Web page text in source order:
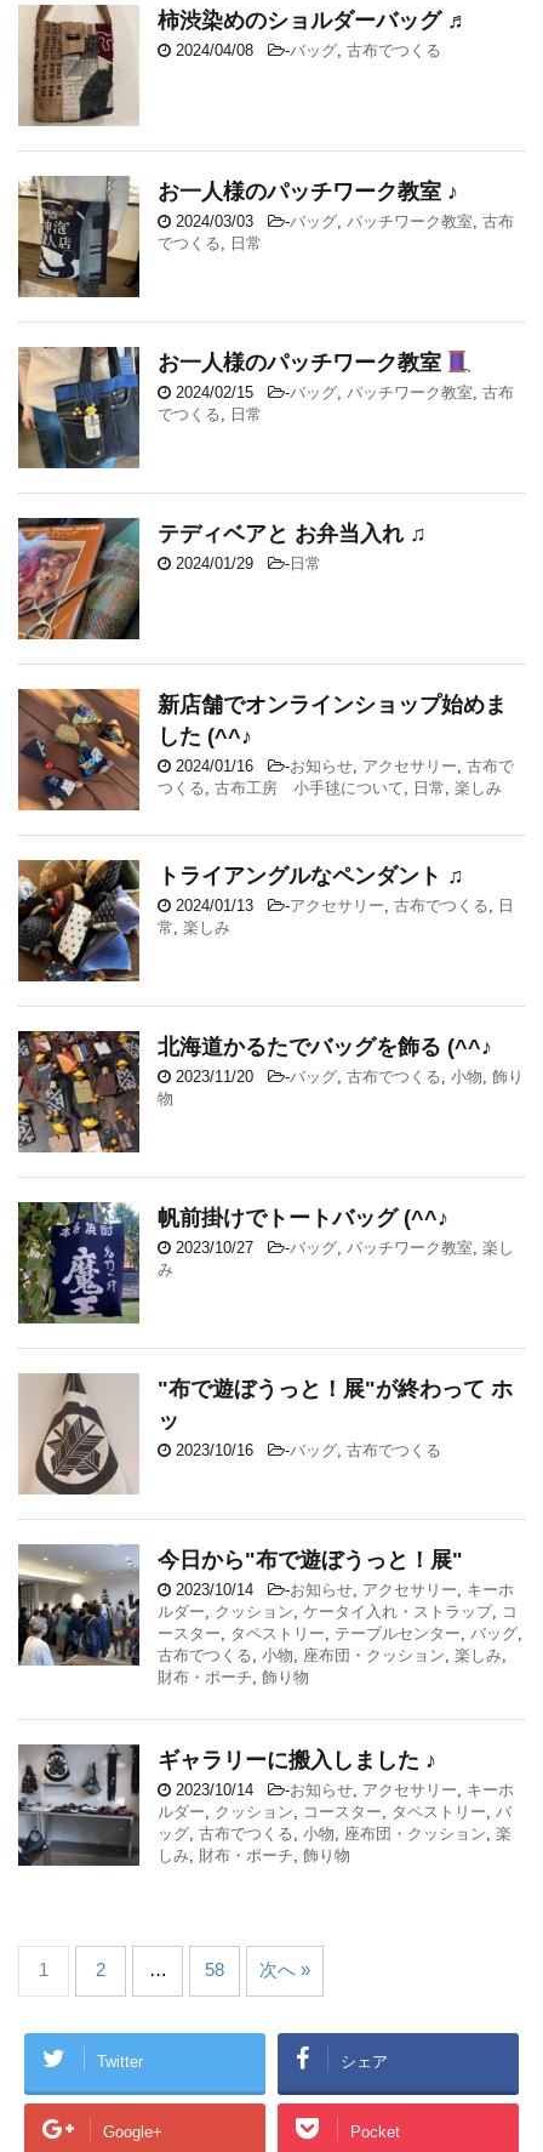
柿渋染めのショルダーバッグ ♬
2024/04/08 -バッグ 古布でつくる
お一人様のパッチワーク教室 ♪
2024/03/03 -バッグ パッチワーク教室 古布
でつくる
日常
お一人様のパッチワーク教室
2024/02/15 -バッグ パッチワーク教室 古布
でつくる
日常
テディベアと お弁当入れ ♫
2024/01/29 -日常
新店舗でオンラインショップ始めま
した (^^♪
2024/01/16 -お知らせ アクセサリー 古布で
つくる 古布工房 小手毬について 日常 楽しみ
トライアングルなペンダント ♫
2024/01/13 -アクセサリー 古布でつくる
日
常 楽しみ
北海道かるたでバッグを飾る (^^♪
2023/11/20 -バッグ 古布でつくる 小物 飾り
物
帆前掛けでトートバッグ (^^♪
2023/10/27 -バッグ パッチワーク教室 楽し
み
"布で遊ぼうっと！展"が終わって ホ
ッ
2023/10/16 -バッグ 古布でつくる
今日から"布で遊ぼうっと！展"
2023/10/14 -お知らせ アクセサリー
キーホ
ルダー
クッション ケータイ入れ・ストラップ, コ
ースター
タペストリー テーブルセンター バッグ
古布でつくる 小物 座布団・クッション 楽しみ
財布・ポーチ 飾り物
ギャラリーに搬入しました ♪
2023/10/14 -お知らせ アクセサリー
キーホ
ルダー
クッション コースター タペストリー
バ
ッグ 古布でつくる 小物 座布団・クッション 楽
しみ 財布・ポーチ 飾り物
1 2 … 58 次へ »
Twitter シェア
Google+ Pocket